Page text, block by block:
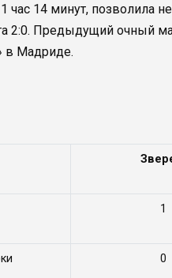
час 14 минут, позволила
2:0. Предыдущий очный
в Мадриде.
1
0